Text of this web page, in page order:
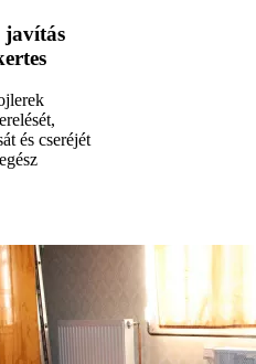
és cseréjét